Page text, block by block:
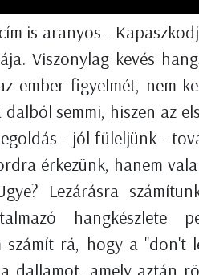
is aranyos -
Viszonylag kevés
ember figyelmét, nem
semmi, hiszen az
- jól füleljünk -
érkezünk, hanem
Lezárásra
hangkészlete
rá, hogy a "don't
dallamot, amely aztán